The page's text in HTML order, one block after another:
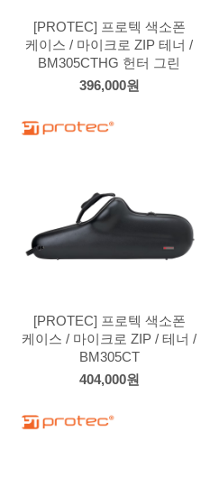
[PROTEC] 프로텍 색소폰
케이스 / 마이크로 ZIP 테너 /
BM305CTHG 헌터 그린
396,000원
[PROTEC] 프로텍 색소폰
케이스 / 마이크로 ZIP / 테너 /
BM305CT
404,000원